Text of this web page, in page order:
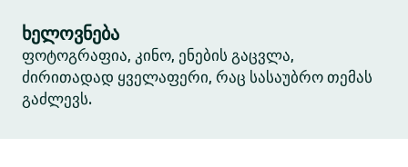
ხელოვნება
ფოტოგრაფია, კინო, ენების გაცვლა,
ძირითადად ყველაფერი, რაც სასაუბრო თემას
გაძლევს.